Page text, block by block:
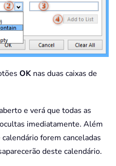
OK nas duas caixas de
e verá que todas as
imediatamente. Além
forem canceladas
deste calendário.